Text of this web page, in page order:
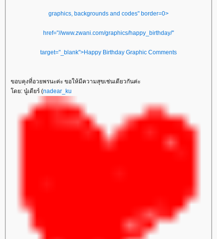
graphics, backgrounds and codes" border=0>
href="//www.zwani.com/graphics/happy_birthday/"
target="_blank">Happy Birthday Graphic Comments
ขอบคุงที่อวยพรนะค่ะ ขอให้มีความสุขเช่นเดียวกันค่ะ
ดย: นู๋เดียร์ (nadear_ku